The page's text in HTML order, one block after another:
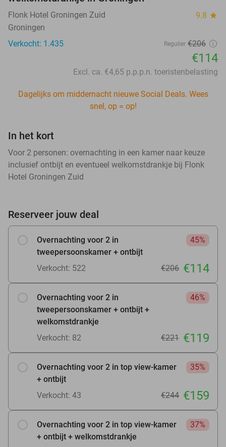
Flonk Hotel Groningen Zuid 9.8 star
Groningen
Verkocht: 1.435
Regulier €206
€114
Excl. ca. €4,65 p.p.p.n. toeristenbelasting
Dagelijks om middernacht nieuwe Social Deals. Wees
snel, op = op!
In het kort
Voor 2 personen: overnachting in een kamer naar keuze
inclusief ontbijt en eventueel welkomstdrankje bij Flonk
Hotel Groningen Zuid
Reserveer jouw deal
Overnachting voor 2 in
tweepersoonskamer + ontbijt
45%
Verkocht: 522 €206 €114
Overnachting voor 2 in
tweepersoonskamer + ontbijt +
welkomstdrankje
46%
Verkocht: 82 €221 €119
Overnachting voor 2 in top view-kamer
+ ontbijt
35%
Verkocht: 43 €244 €159
Overnachting voor 2 in top view-kamer
+ ontbijt + welkomstdrankje
37%